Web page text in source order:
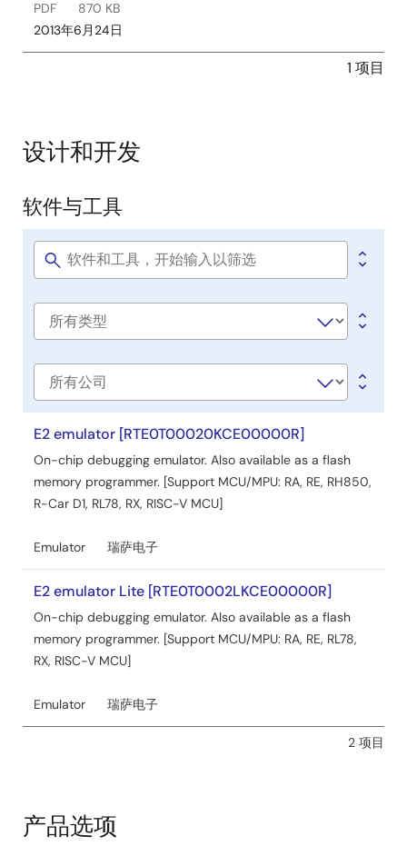
PDF
870 KB
2013年6月24日
1 项目
设计和开发
软
件
与
工
软件与工具
Software
Software
司
E2 emulator [RTE0T00020KCE00000R]
On-chip debugging emulator. Also available as a flash
memory programmer. [Support MCU/MPU: RA, RE, RH850,
R-Car D1, RL78, RX, RISC-V MCU]
Emulator 瑞萨电子
E2 emulator Lite [RTE0T0002LKCE00000R]
On-chip debugging emulator. Also available as a flash
memory programmer. [Support MCU/MPU: RA, RE, RL78,
RX, RISC-V MCU]
Emulator 瑞萨电子
2 项目
产品选项